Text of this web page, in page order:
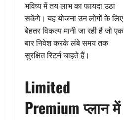
भविष्य में तय लाभ का फायदा उठा
सकेंगे। यह योजना उन लोगों के लिए
बेहतर विकल्प मानी जा रही है जो एक
बार निवेश करके लंबे समय तक
सुरक्षित रिटर्न चाहते हैं।
Limited
Premium प्लान में